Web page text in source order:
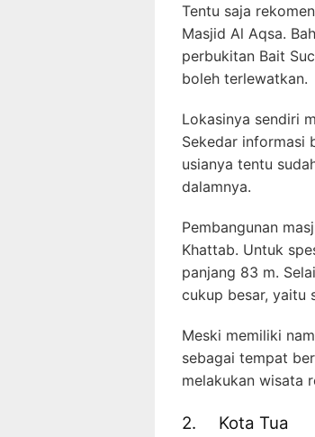
Tentu saja
Masjid Al Aqsa.
perbukitan Bait
boleh terlewatkan.
Lokasinya sendiri
Sekedar informasi
usianya tentu
dalamnya.
Pembangunan
Khattab. Untuk
panjang 83 m.
cukup besar, yaitu
Meski memiliki
sebagai tempat
melakukan wisata
2. Kota Tua